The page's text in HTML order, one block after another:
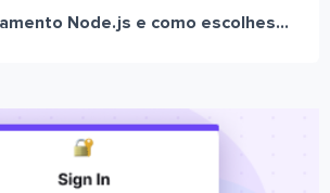
Node.js e como escolhes...